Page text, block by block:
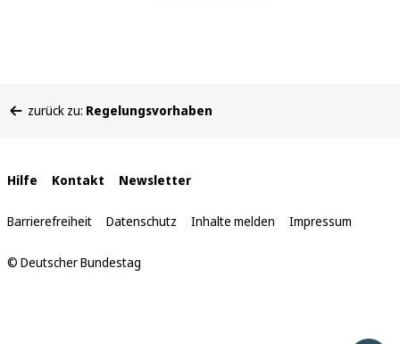
befinden
zurück zu: Regelungsvorhaben
Interne
Links
Hilfe Kontakt Newsletter
Barrierefreiheit Datenschutz Inhalte melden Impressum
© Deutscher Bundestag